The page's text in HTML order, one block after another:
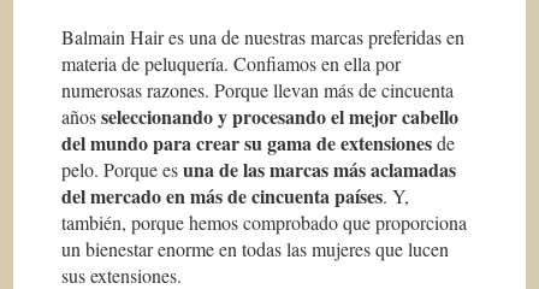
Balmain Hair es una de nuestras marcas preferidas en
materia de peluquería. Confiamos en ella por
numerosas razones. Porque llevan más de cincuenta
añosseleccionando y procesando el mejor cabello
del mundo para crear su gama de extensionesde
pelo. Porque esuna de las marcas más aclamadas
del mercado en más de cincuenta países. Y,
también, porque hemos comprobado que proporciona
un bienestar enorme en todas las mujeres que lucen
sus extensiones.